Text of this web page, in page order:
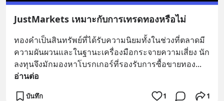
JustMarkets เหมาะกับการเทรดทองหรือไม่
ทองคำเป็นสินทรัพย์ที่ได้รับความนิยมทั้งในช่วงที่ตลาดมี
ความผันผวนและในฐานะเครื่องมือกระจายความเสี่ยง นัก
ลงทุนจึงมักมองหาโบรกเกอร์ที่รองรับการซื้อขายทอง
อ่านต่อ
บันทึก 1 1